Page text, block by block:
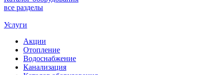
все разделы
Услуги
Акции
Отопление
Водоснабжение
Канализация